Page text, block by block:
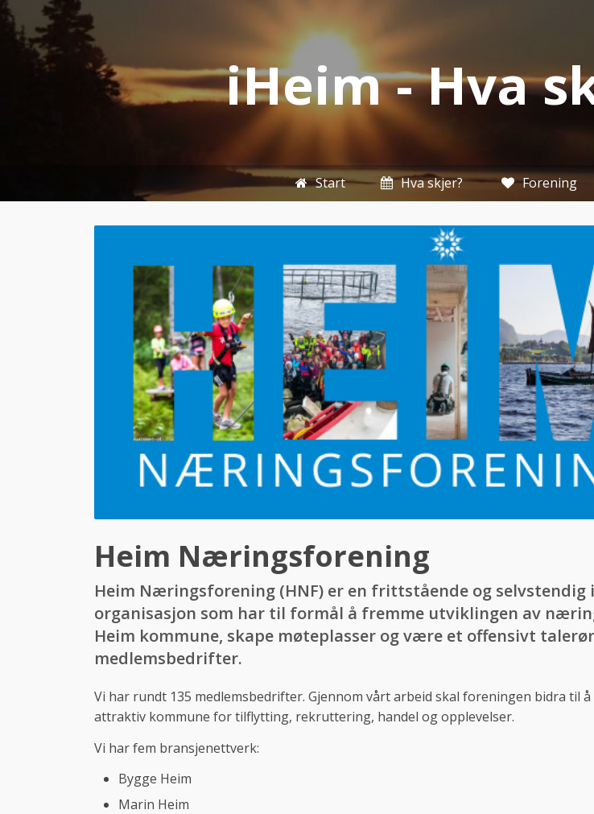
iHeim - Hva
Start Hva skjer? Forening
Heim Næringsforening
Heim Næringsforening (HNF) er en frittstående og selvstendig
organisasjon som har til formål å fremme utviklingen av
Heim kommune, skape møteplasser og være et offensivt
medlemsbedrifter.
Vi har rundt 135 medlemsbedrifter. Gjennom vårt arbeid skal foreningen bidra til å
attraktiv kommune for tilflytting, rekruttering, handel og opplevelser.
Vi har fem bransjenettverk:
Bygge Heim
Marin Heim